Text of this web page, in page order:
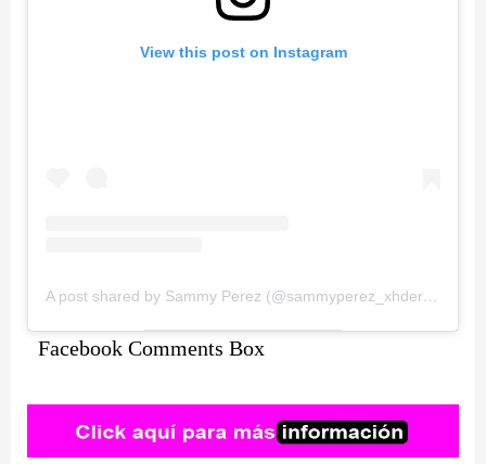
View this post on Instagram
A post shared by Sammy Perez (@sammyperez_xhderbez)
Facebook Comments Box